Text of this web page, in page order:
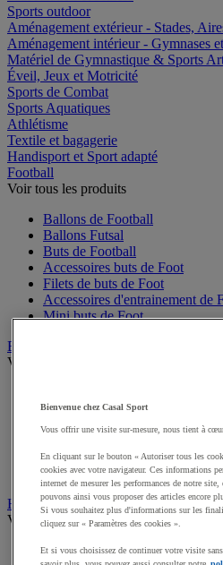
Sports outdoor
Aménagement extérieur - Stades,
Aménagement intérieur - Gymnases
Matériel de Gymnastique & Sports
Éveil, Jeux et Motricité
Sports de Combat
Sports Aquatiques
Athlétisme
Textile et bagagerie
Handisport et Sport adapté
Football
Voir tous les produits
Ballons de Football
Ballons Futsal
Buts de Football
Accessoires buts de Foot
Filets de buts de Foot
Accessoires d'entrainement de
Mini buts de Foot
Basketball
Voir tous les produits
Accessoires entrainement de
Filets, cercles de Basket pour
Accessoires terrain de Basket
Paniers de Basket, buts de
Handball
Voir tous les produits
Ballons de Handball
Bienvenue chez Casal Sport
Vous offrir une visite sur-mesure, nous tient à
En cliquant sur le bouton « Autoriser tous les
cookies avec votre navigateur. Ces informations
internet de mesurer les performances de notre
pouvons ainsi vous proposer des articles encore
Si vous souhaitez plus d'informations sur les
cliquez sur « Paramètres des cookies ».
Et si vous choisissez de continuer votre visite